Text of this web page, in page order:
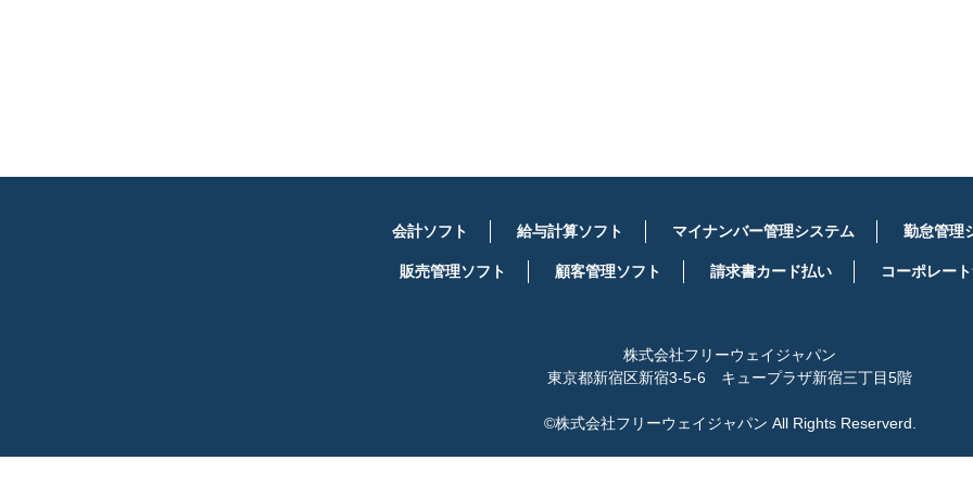
会計ソフト 給与計算ソフト マイナンバー管理システム 勤怠管理
販売管理ソフト 顧客管理ソフト 請求書カード払い コーポレー
株式会社フリーウェイジャパン
東京都新宿区新宿3-5-6 キュープラザ新宿三丁目5階
©株式会社フリーウェイジャパン All Rights Reserverd.